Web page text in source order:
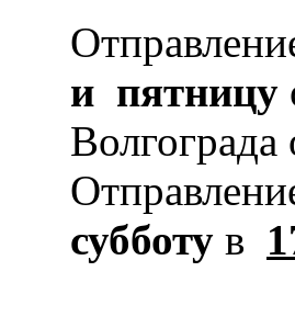
и пятницу
субботу в